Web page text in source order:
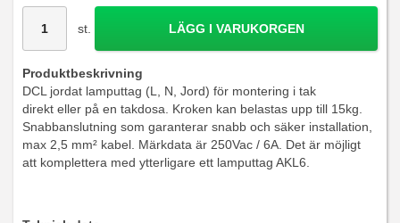
st. LÄGG I VARUKORGEN
Produktbeskrivning
DCL jordat lamputtag (L, N, Jord) för montering i tak
direkt eller på en takdosa. Kroken kan belastas upp till 15kg.
Snabbanslutning som garanterar snabb och säker installation,
max 2,5 mm² kabel. Märkdata är 250Vac / 6A. Det är möjligt
att komplettera med ytterligare ett lamputtag AKL6.